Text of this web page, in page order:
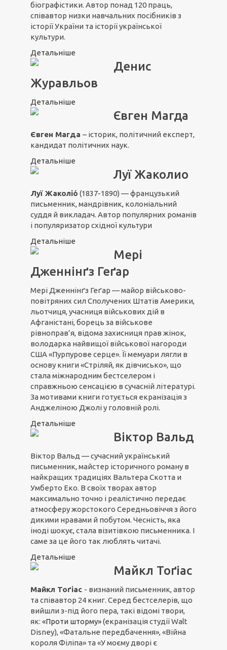
біографістики. Автор понад 120 праць,
співавтор низки навчальних посібників з
історії України та історії української
культури.
Детальніше
Денис
Журавльов
Детальніше
Євген Магда
Євген Магда – історик, політичний експерт,
кандидат політичних наук.
Детальніше
Луї Жаколио
Луї Жаколіó (1837-1890) — французький
письменник, мандрівник, колоніальний
суддя й викладач. Автор популярних романів
і популяризатор східної культури
Детальніше
Мері
Дженнінґз Геґар
Мері Дженнінґз Геґар — майор військово-
повітряних сил Сполучених Штатів Америки,
льотчиця, учасниця військових дій в
Афганістані, борець за військове
рівноправ’я, відома захисниця прав жінок,
володарка найвищої військової нагороди
США «Пурпурове серце». Її мемуари лягли в
основу книги «Стріляй, як дівчисько», що
стала міжнародним бестселером і
справжньою сенсацією в сучасній літературі.
За мотивами книги готується екранізація з
Анджеліною Джолі у головній ролі.
Детальніше
Віктор Вальд
Віктор Вальд — сучасний український
письменник, майстер історичного роману в
найкращих традиціях Вальтера Скотта и
Умберто Еко. В своїх творах автор
максимально точно і реалістично передає
атмосферу жорстокого Середньовіччя з його
дикими нравами й побутом. Чесність, яка
іноді шокує, стала візитівкою письменника. І
саме за це його так люблять читачі.
Детальніше
Майкл Тоґіас
Майкл Тоґіас - визнаний письменник, автор
та співавтор 24 книг. Серед бестселерів, що
вийшли з-під його пера, такі відомі твори,
як: «Проти шторму»(екранізація студії Walt
Disney), «Фатальне передбачення», «Війна
короля Філіпа» та «У моєму дворі є